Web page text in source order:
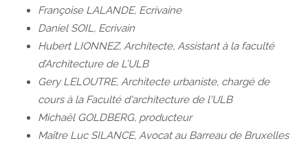
Françoise LALANDE, Ecrivaine
Daniel SOIL, Ecrivain
Hubert LIONNEZ, Architecte, Assistant à la faculté
d’Architecture de L’ULB
Gery LELOUTRE, Architecte urbaniste, chargé de
cours à la Faculté d'architecture de l'ULB
Michaël GOLDBERG, producteur
Maître Luc SILANCE, Avocat au Barreau de Bruxelles